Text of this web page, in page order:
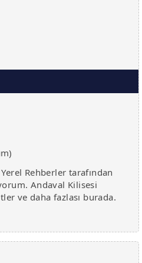
Rehberler tarafından
Andaval Kilisesi
ve daha fazlası burada.